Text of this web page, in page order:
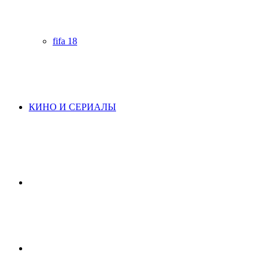
fifa 18
КИНО И СЕРИАЛЫ